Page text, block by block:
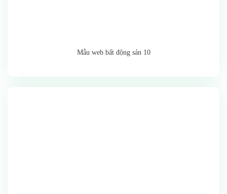
Mẫu web bất động sản 10